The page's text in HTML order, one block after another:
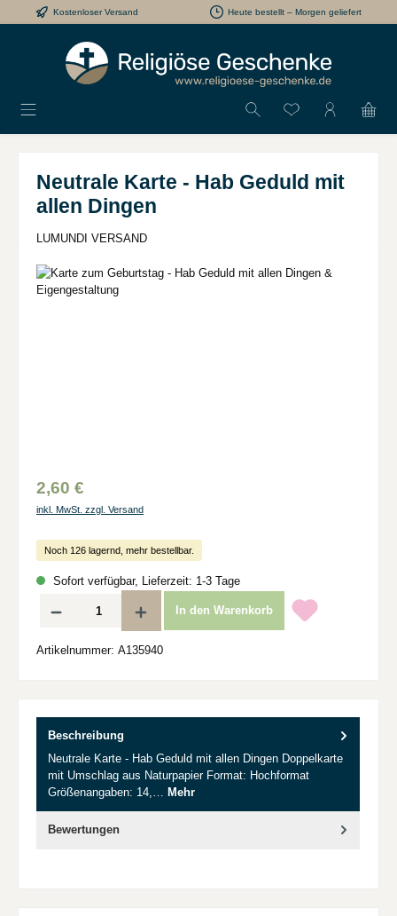
Zum Hauptinhalt springen
Kostenloser Versand Heute bestellt – Morgen geliefert
Du hast 0
Neutrale Karte - Hab Geduld mit
allen Dingen
LUMUNDI VERSAND
Bildergalerie überspringen
2,60 €
inkl. MwSt. zzgl. Versand
Noch 126 lagernd, mehr bestellbar.
Sofort verfügbar, Lieferzeit: 1-3 Tage
Produkt Anzahl: Gib den gewünschten Wert ein oder benutze die Schaltflächen
In den Warenkorb
Artikelnummer: A135940
Beschreibung
Neutrale Karte - Hab Geduld mit allen Dingen Doppelkarte
mit Umschlag aus Naturpapier Format: Hochformat
Größenangaben: 14,… Mehr
Bewertungen